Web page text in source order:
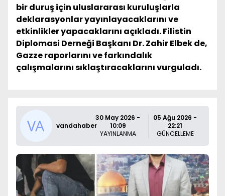
bir duruş için uluslararası kuruluşlarla
deklarasyonlar yayınlayacaklarını ve
etkinlikler yapacaklarını açıkladı. Filistin
Diplomasi Derneği Başkanı Dr. Zahir Elbek de,
Gazze raporlarını ve farkındalık
çalışmalarını sıklaştıracaklarını vurguladı.
vandahaber
30 May 2026 -
10:09
YAYINLANMA
05 Ağu 2026 -
22:21
GÜNCELLEME